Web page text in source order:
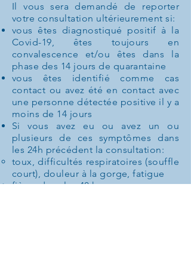
Il vous sera demandé de reporter
votre consultation ultérieurement si:
vous êtes diagnostiqué positif à la
Covid-19, êtes toujours en
convalescence et/ou êtes dans la
phase des 14 jours de quarantaine
vous êtes identifié comme cas
contact ou avez été en contact avec
une personne détectée positive il y a
moins de 14 jours
Si vous avez eu ou avez un ou
plusieurs de ces symptômes dans
les 24h précédent la consultation:
toux, difficultés respiratoires (souffle
court), douleur à la gorge, fatigue
fièvre dans les 48 heures